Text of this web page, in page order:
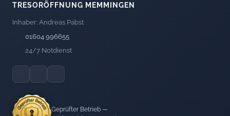
TRESORÖFFNUNG MEMMINGEN
Inhaber: Andreas Pabst
01604 996655
24/7 Notdienst
Geprüfter Betrieb —